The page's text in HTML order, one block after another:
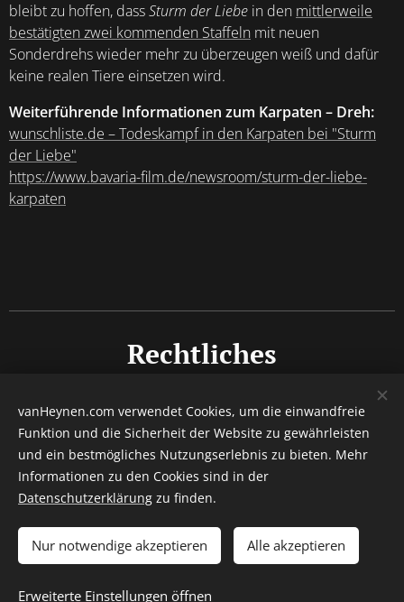
bleibt zu hoffen, dassSturm der Liebe in den mittlerweile
bestätigten zwei kommenden Staffeln mit neuen
Sonderdrehs wieder mehr zu überzeugen weiß und dafür
keine realen Tiere einsetzen wird.
Weiterführende Informationen zum Karpaten – Dreh:
wunschliste.de – Todeskampf in den Karpaten bei "Sturm
der Liebe"
https://www.bavaria-film.de/newsroom/sturm-der-liebe-
karpaten
Rechtliches
Datenschutz
Barrierefreiheitserklärung
vorbehalten.
vanHeynen.com verwendet Cookies, um die einwandfreie
Funktion und die Sicherheit der Website zu gewährleisten
und ein bestmögliches Nutzungserlebnis zu bieten. Mehr
Informationen zu den Cookies sind in der
Datenschutzerklärung zu finden.
Nur notwendige akzeptieren Alle akzeptieren
Erweiterte Einstellungen öffnen